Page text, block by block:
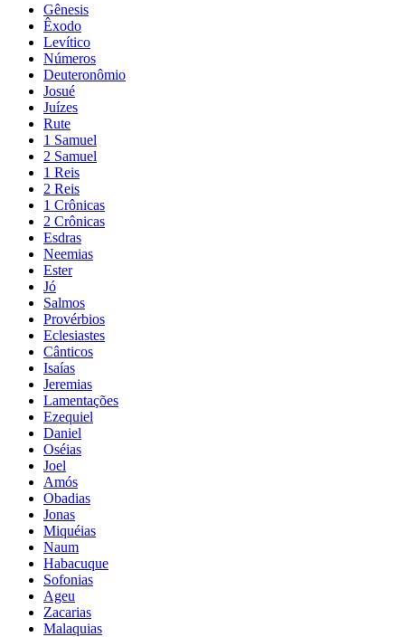
Gênesis
Êxodo
Levítico
Números
Deuteronômio
Josué
Juízes
Rute
1 Samuel
2 Samuel
1 Reis
2 Reis
1 Crônicas
2 Crônicas
Esdras
Neemias
Ester
Jó
Salmos
Provérbios
Eclesiastes
Cânticos
Isaías
Jeremias
Lamentações
Ezequiel
Daniel
Oséias
Joel
Amós
Obadias
Jonas
Miquéias
Naum
Habacuque
Sofonias
Ageu
Zacarias
Malaquias